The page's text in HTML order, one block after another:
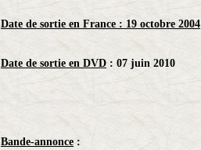
Date de sortie en France : 19 octobre 2004
Date de sortie en DVD : 07 juin 2010
Bande-annonce :